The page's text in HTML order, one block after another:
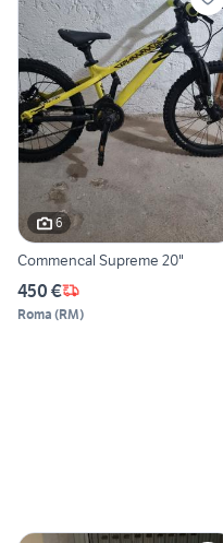
6
Commencal Supreme 20"
450 €
Roma (RM)